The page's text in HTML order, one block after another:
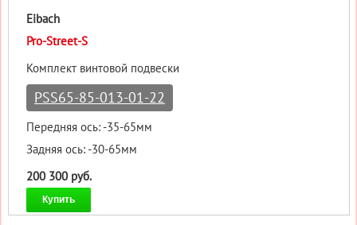
Eibach
Pro-Street-S
Комплект винтовой подвески
PSS65-85-013-01-22
Передняя ось: -35-65мм
Задняя ось: -30-65мм
200 300 руб.
Купить